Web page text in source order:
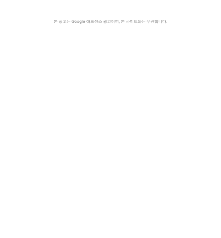
본 광고는 Google 애드센스 광고이며, 본 사이트와는 무관합니다.